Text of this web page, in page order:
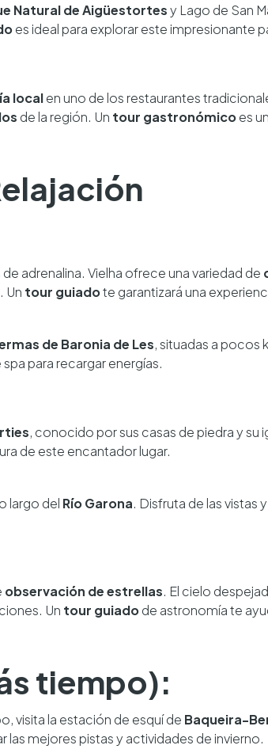
Natural de Aigüestortesy Lago de San
es ideal para explorar este impresionante
localen uno de los restaurantes
de la región. Un tour gastronómicoes
adrenalina. Vielha ofrece una variedad de
Un tour guiadote garantizará una
de Baronia de Les, situadas a pocos
para recargar energías.
, conocido por sus casas de piedra y su
de este encantador lugar.
largo del Río Garona. Disfruta de las vistas
observación de estrellas. El cielo
Un tour guiadode astronomía te
tiempo):
visita la estación de esquí de Baqueira-
las mejores pistas y actividades de invierno.